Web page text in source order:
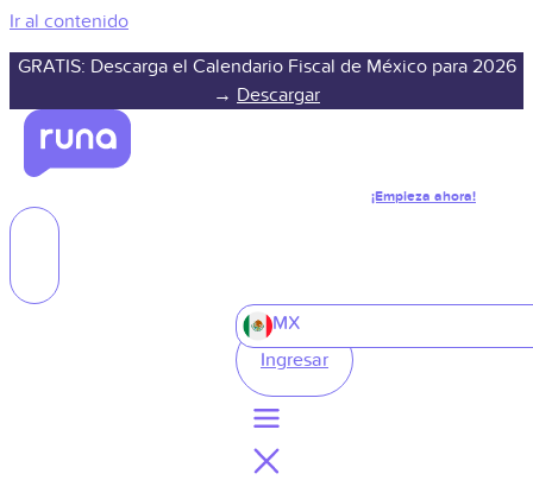
Ir al contenido
GRATIS: Descarga el Calendario Fiscal de México para 2026
→ Descargar
¡Empieza ahora!
MX
Ingresar